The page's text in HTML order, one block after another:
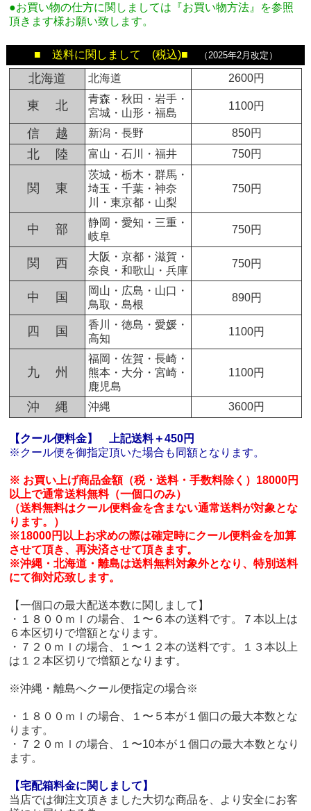
●お買い物の仕方に関しましては『お買い物方法』を参照
頂きます様お願い致します。
■ 送料に関しまして (税込)■ （2025年2月改定）
北海道 北海道 2600円
東 北
青森・秋田・岩手・
宮城・山形・福島
1100円
信 越 新潟・長野 850円
北 陸 富山・石川・福井 750円
関 東
茨城・栃木・群馬・
埼玉・千葉・神奈
川・東京都・山梨
750円
中 部
静岡・愛知・三重・
岐阜
750円
関 西
大阪・京都・滋賀・
奈良・和歌山・兵庫
750円
中 国
岡山・広島・山口・
鳥取・島根
890円
四 国
香川・徳島・愛媛・
高知
1100円
九 州
福岡・佐賀・長崎・
熊本・大分・宮崎・
鹿児島
1100円
沖 縄 沖縄 3600円
【クール便料金】
上記送料＋450円
※クール便を御指定頂いた場合も同額となります。
※ お買い上げ商品金額（税・送料・手数料除く）18000円
以上で通常送料無料（一個口のみ）
（送料無料はクール便料金を含まない通常送料が対象とな
ります。）
※18000円以上お求めの際は確定時にクール便料金を加算
させて頂き、再決済させて頂きます。
※沖縄・北海道・離島は送料無料対象外となり、特別送料
にて御対応致します。
【一個口の最大配送本数に関しまして】
・１８００ｍｌの場合、１〜６本の送料です。７本以上は
６本区切りで増額となります。
・７２０ｍｌの場合、１〜１２本の送料です。１３本以上
は１２本区切りで増額となります。
※沖縄・離島へクール便指定の場合※
・１８００ｍｌの場合、１〜５本が１個口の最大本数とな
ります。
・７２０ｍｌの場合、１〜10本が１個口の最大本数となり
ます。
【宅配箱料金に関しまして】
当店では御注文頂きました大切な商品を、より安全にお客